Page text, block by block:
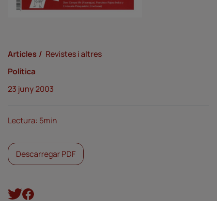
Articles
Revistes i altres
Política
23 juny 2003
Lectura: 5min
Descarregar PDF